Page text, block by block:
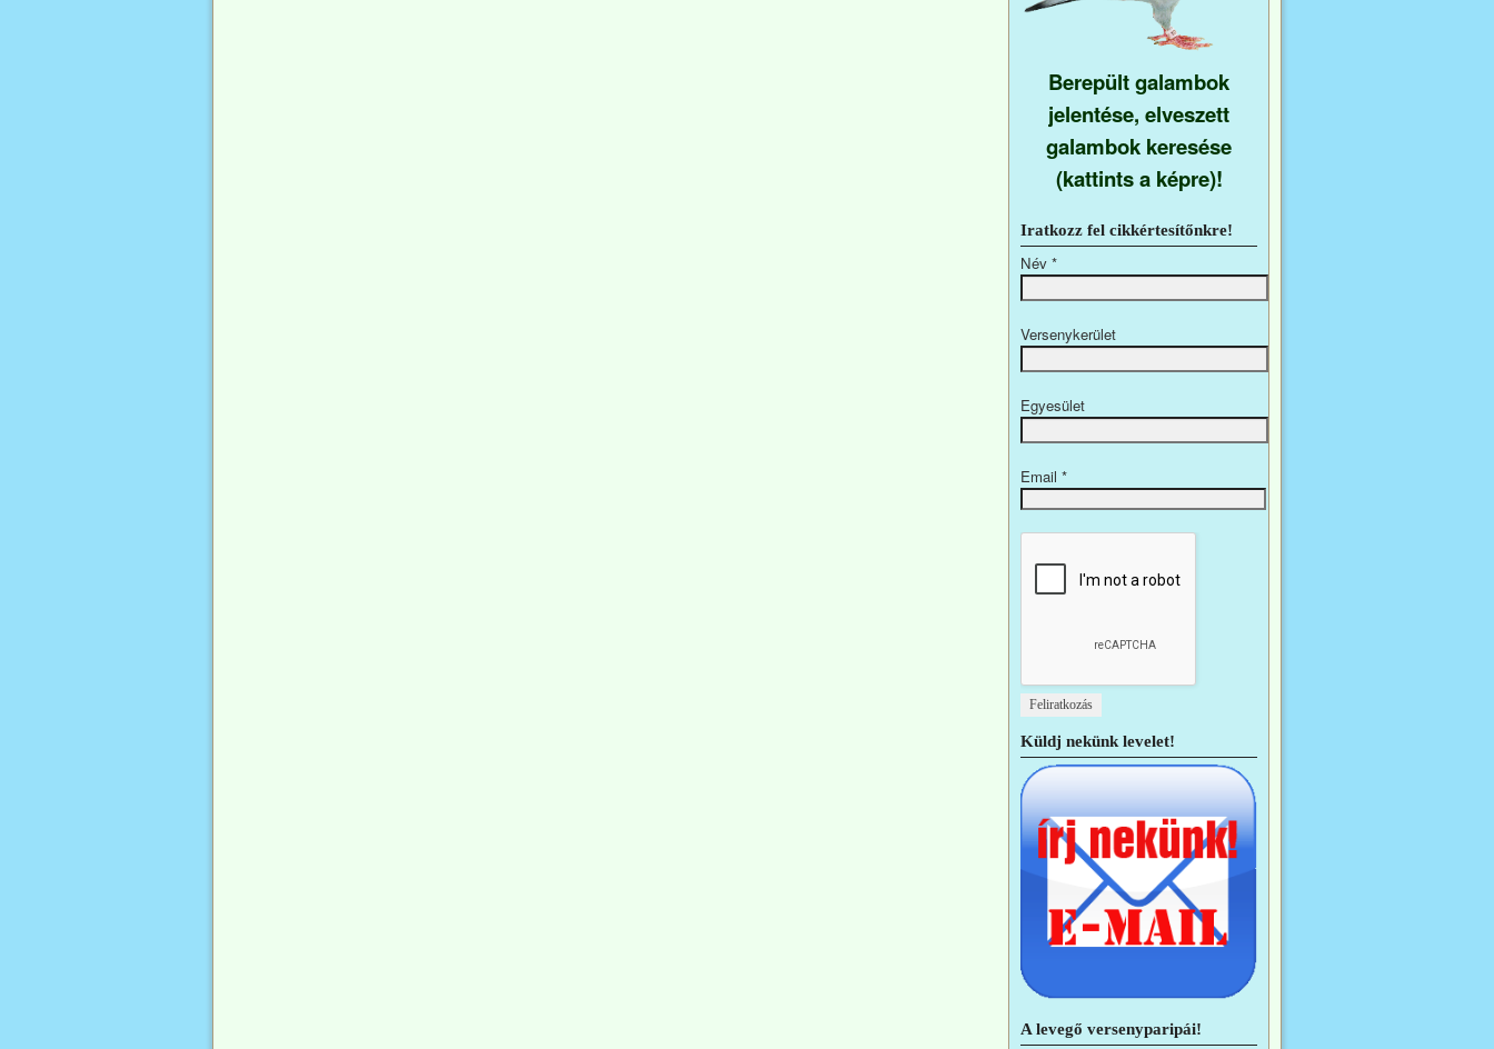
Berepült galambok
jelentése, elveszett
galambok keresése
(kattints a képre)!
Iratkozz fel cikkértesítőnkre!
Név *
Versenykerület
Egyesület
Email *
Küldj nekünk levelet!
A levegő versenyparipái!